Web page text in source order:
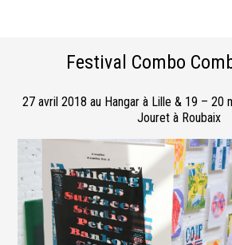
Festival Combo
27 avril 2018 au Hangar à Lille & 19 – 20
Jouret à Roubaix